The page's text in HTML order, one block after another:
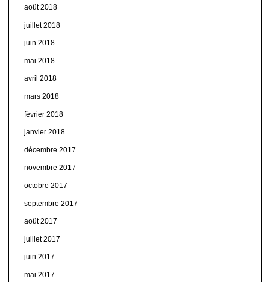
août 2018
juillet 2018
juin 2018
mai 2018
avril 2018
mars 2018
février 2018
janvier 2018
décembre 2017
novembre 2017
octobre 2017
septembre 2017
août 2017
juillet 2017
juin 2017
mai 2017